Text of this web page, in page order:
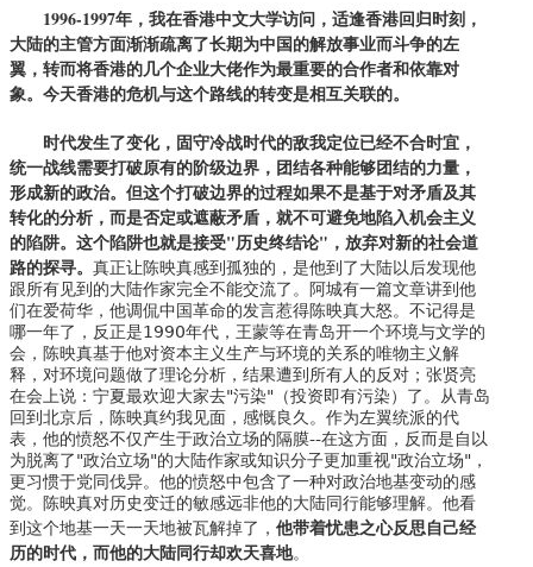
1996-1997年，我在香港中文大学访问，适逢香港回归时刻，
大陆的主管方面渐渐疏离了长期为中国的解放事业而斗争的左
翼，转而将香港的几个企业大佬作为最重要的合作者和依靠对
象。今天香港的危机与这个路线的转变是相互关联的。
时代发生了变化，固守冷战时代的敌我定位已经不合时宜，
统一战线需要打破原有的阶级边界，团结各种能够团结的力量，
形成新的政治。但这个打破边界的过程如果不是基于对矛盾及其
转化的分析，而是否定或遮蔽矛盾，就不可避免地陷入机会主义
的陷阱。这个陷阱也就是接受"历史终结论"，放弃对新的社会道
路的探寻。 真正让陈映真感到孤独的，是他到了大陆以后发现他
跟所有见到的大陆作家完全不能交流了。阿城有一篇文章讲到他
们在爱荷华，他调侃中国革命的发言惹得陈映真大怒。不记得是
哪一年了，反正是1990年代，王蒙等在青岛开一个环境与文学的
会，陈映真基于他对资本主义生产与环境的关系的唯物主义解
释，对环境问题做了理论分析，结果遭到所有人的反对；张贤亮
在会上说：宁夏最欢迎大家去"污染"（投资即有污染）了。从青岛
回到北京后，陈映真约我见面，感慨良久。作为左翼统派的代
表，他的愤怒不仅产生于政治立场的隔膜--在这方面，反而是自以
为脱离了"政治立场"的大陆作家或知识分子更加重视"政治立场"，
更习惯于党同伐异。他的愤怒中包含了一种对政治地基变动的感
觉。陈映真对历史变迁的敏感远非他的大陆同行能够理解。他看
到这个地基一天一天地被瓦解掉了， 他带着忧患之心反思自己经
历的时代，而他的大陆同行却欢天喜地。